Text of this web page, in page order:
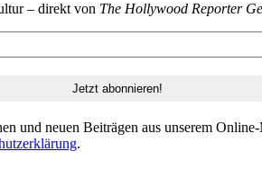
– direkt von The Hollywood Reporter
und neuen Beiträgen aus unserem
.